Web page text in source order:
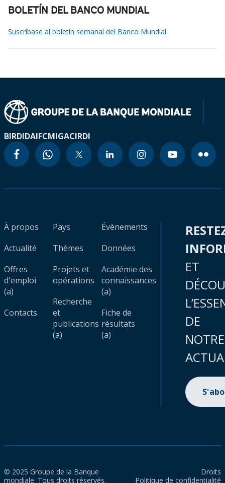
BOLETÍN DEL BANCO MUNDIAL
Suscríbase al boletín semanal del Banco Mundial
BIRDIDAIFCMIGACIRDI
À propos
Actualité
Offres
d'emploi
(a)
Contacts
Pays
Thèmes
Projets et
opérations
Recherche
et
publications
(a)
Évènements
Données
Académie des
connaissances
(a)
Fiche de
résultats
(a)
ET
DE
NOTRE
© 2025 Groupe de la Banque
mondiale. Tous droits réservés.
Droits
Politique de confidentialité